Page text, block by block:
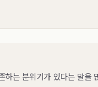
하는 분위기가 있다는 말을